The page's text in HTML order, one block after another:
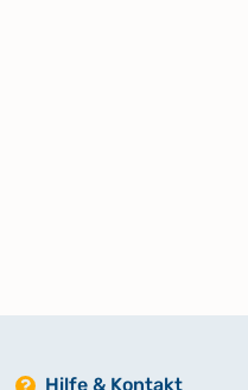
Keine verfügbaren Digitalisate
Hilfe & Kontakt